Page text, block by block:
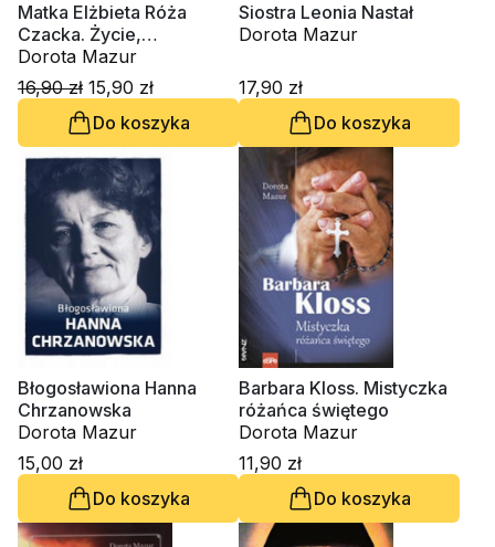
Matka Elżbieta Róża
Czacka. Życie,
duchowość, modlitwy
Dorota Mazur
16,90 zł 15,90 zł
Do koszyka
Siostra Leonia Nastał
Dorota Mazur
17,90 zł
Do koszyka
Błogosławiona Hanna
Chrzanowska
Dorota Mazur
15,00 zł
Do koszyka
Barbara Kloss. Mistyczka
różańca świętego
Dorota Mazur
11,90 zł
Do koszyka